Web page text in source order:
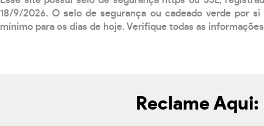
18/9/2026. O selo de segurança ou cadeado verde por
mínimo para os dias de hoje. Verifique todas as
Reclame